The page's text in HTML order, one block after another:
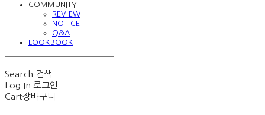
COMMUNITY
REVIEW
NOTICE
Q&A
LOOKBOOK
Search 검색
Log In 로그인
Cart장바구니